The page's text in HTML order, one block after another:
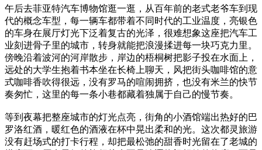
午后去菲亚特汽车博物馆逛一逛，从百年前的老式老爷车到现
代的概念车型，每一辆车都带着不同时代的工业温度，亮银色
的车身在展厅灯光下泛着复古的光泽，很难想象这座把汽车工
业刻进骨子里的城市，转身就能把浪漫揉进每一块巧克力里。
傍晚沿着波河的河岸散步，岸边的梧桐树把影子投在水面上，
远处的大学生抱着书本坐在长椅上聊天，风把街头咖啡馆的意
式咖啡香吹得很远，没有罗马的喧闹拥挤，也没有米兰的快节
奏匆忙，这里的每一条小巷都藏着独属于自己的慢节奏。
等到夜幕把整座城市的灯光点亮，街角的小酒馆端出热好的巴
罗洛红酒，暖红色的酒液在杯中晃出柔和的光。这次都灵旅游
没有赶场式的打卡行程，却把最松弛的甜香时光留在了老城的